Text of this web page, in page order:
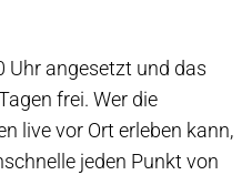
Uhr angesetzt und das
frei. Wer die
live vor Ort erleben kann,
jeden Punkt von